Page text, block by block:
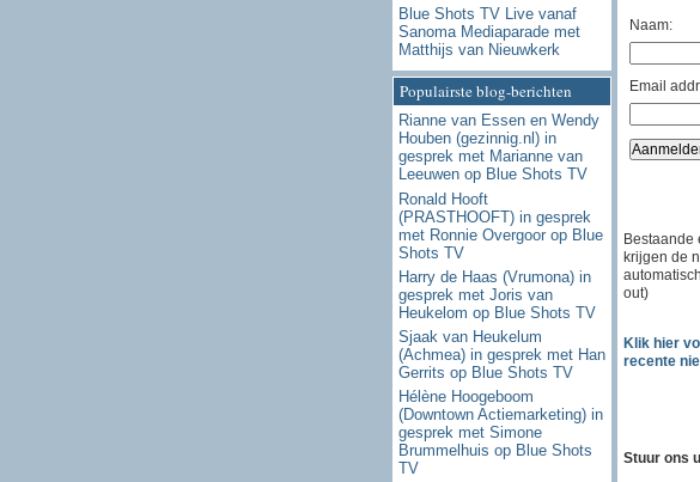
Blue Shots TV Live vanaf
Sanoma Mediaparade met
Matthijs van Nieuwkerk
Populairste blog-berichten
Rianne van Essen en Wendy
Houben (gezinnig.nl) in
gesprek met Marianne van
Leeuwen op Blue Shots TV
Ronald Hooft
(PRASTHOOFT) in gesprek
met Ronnie Overgoor op Blue
Shots TV
Harry de Haas (Vrumona) in
gesprek met Joris van
Heukelom op Blue Shots TV
Sjaak van Heukelum
(Achmea) in gesprek met Han
Gerrits op Blue Shots TV
Hélène Hoogeboom
(Downtown Actiemarketing) in
gesprek met Simone
Brummelhuis op Blue Shots
TV
Naam:
Email
Bestaande
krijgen de
out)
Klik hier
recente
Stuur ons